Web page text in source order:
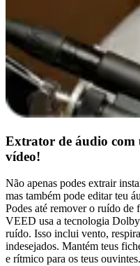
Extrator de áudio com
vídeo!
Não apenas podes extrair
mas também pode editar teu
Podes até remover o ruído
VEED usa a tecnologia
ruído. Isso inclui vento,
indesejados. Mantém teus
e rítmico para os teus ouvintes.